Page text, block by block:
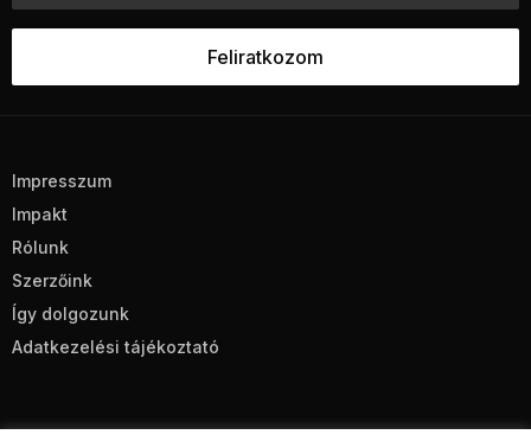
Impresszum
Impakt
Rólunk
Szerzőink
Így dolgozunk
Adatkezelési tájékoztató